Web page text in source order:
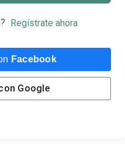
Regístrate ahora
Facebook
Google